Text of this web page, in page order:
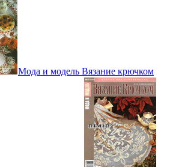
Мода и модель Вязание крючком